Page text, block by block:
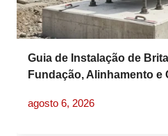
Guia de Instalação de
Fundação, Alinhamento
agosto 6, 2026